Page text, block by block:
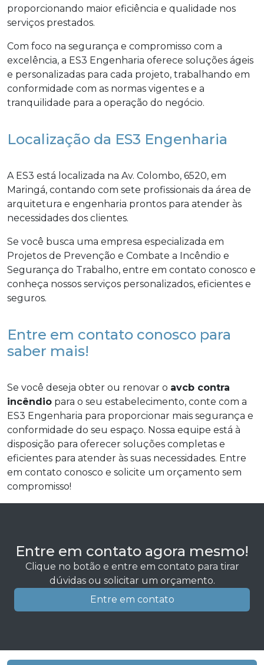
proporcionando maior eficiência e qualidade nos
serviços prestados.
Com foco na segurança e compromisso com a
excelência, a ES3 Engenharia oferece soluções ágeis
e personalizadas para cada projeto, trabalhando em
conformidade com as normas vigentes e a
tranquilidade para a operação do negócio.
Localização da ES3 Engenharia
A ES3 está localizada na Av. Colombo, 6520, em
Maringá, contando com sete profissionais da área de
arquitetura e engenharia prontos para atender às
necessidades dos clientes.
Se você busca uma empresa especializada em
Projetos de Prevenção e Combate a Incêndio e
Segurança do Trabalho, entre em contato conosco e
conheça nossos serviços personalizados, eficientes e
seguros.
Entre em contato conosco para
saber mais!
Se você deseja obter ou renovar o avcb contra
incêndio para o seu estabelecimento, conte com a
ES3 Engenharia para proporcionar mais segurança e
conformidade do seu espaço. Nossa equipe está à
disposição para oferecer soluções completas e
eficientes para atender às suas necessidades. Entre
em contato conosco e solicite um orçamento sem
compromisso!
Entre em contato agora mesmo!
Clique no botão e entre em contato para tirar
dúvidas ou solicitar um orçamento.
Entre em contato